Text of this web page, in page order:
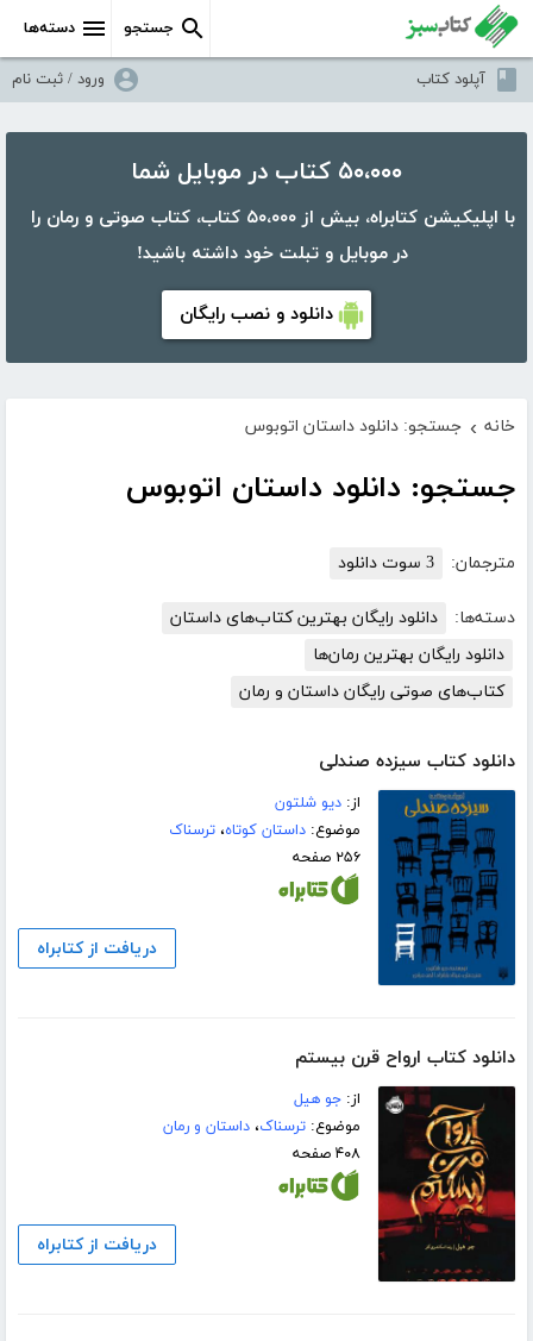
دسته‌ها جستجو
آپلود کتاب ورود / ثبت نام
۵۰،۰۰۰ کتاب در موبایل شما
با اپلیکیشن کتابراه، بیش از ۵۰،۰۰۰ کتاب، کتاب صوتی و رمان را
در موبایل و تبلت خود داشته باشید!
دانلود و نصب رایگان
خانه › جستجو: دانلود داستان اتوبوس
جستجو: دانلود داستان اتوبوس
مترجمان: 3 سوت دانلود
دسته‌ها:
دانلود رایگان بهترین کتاب‌های داستان
دانلود رایگان بهترین رمان‌ها
کتاب‌های صوتی رایگان داستان و رمان
دانلود کتاب سیزده صندلی
از:دیو شلتون
موضوع:داستان کوتاه،ترسناک
۲۵۶ صفحه
دریافت از کتابراه
دانلود کتاب ارواح قرن بیستم
از:جو ھیل
موضوع:ترسناک،داستان و رمان
۴۰۸ صفحه
دریافت از کتابراه